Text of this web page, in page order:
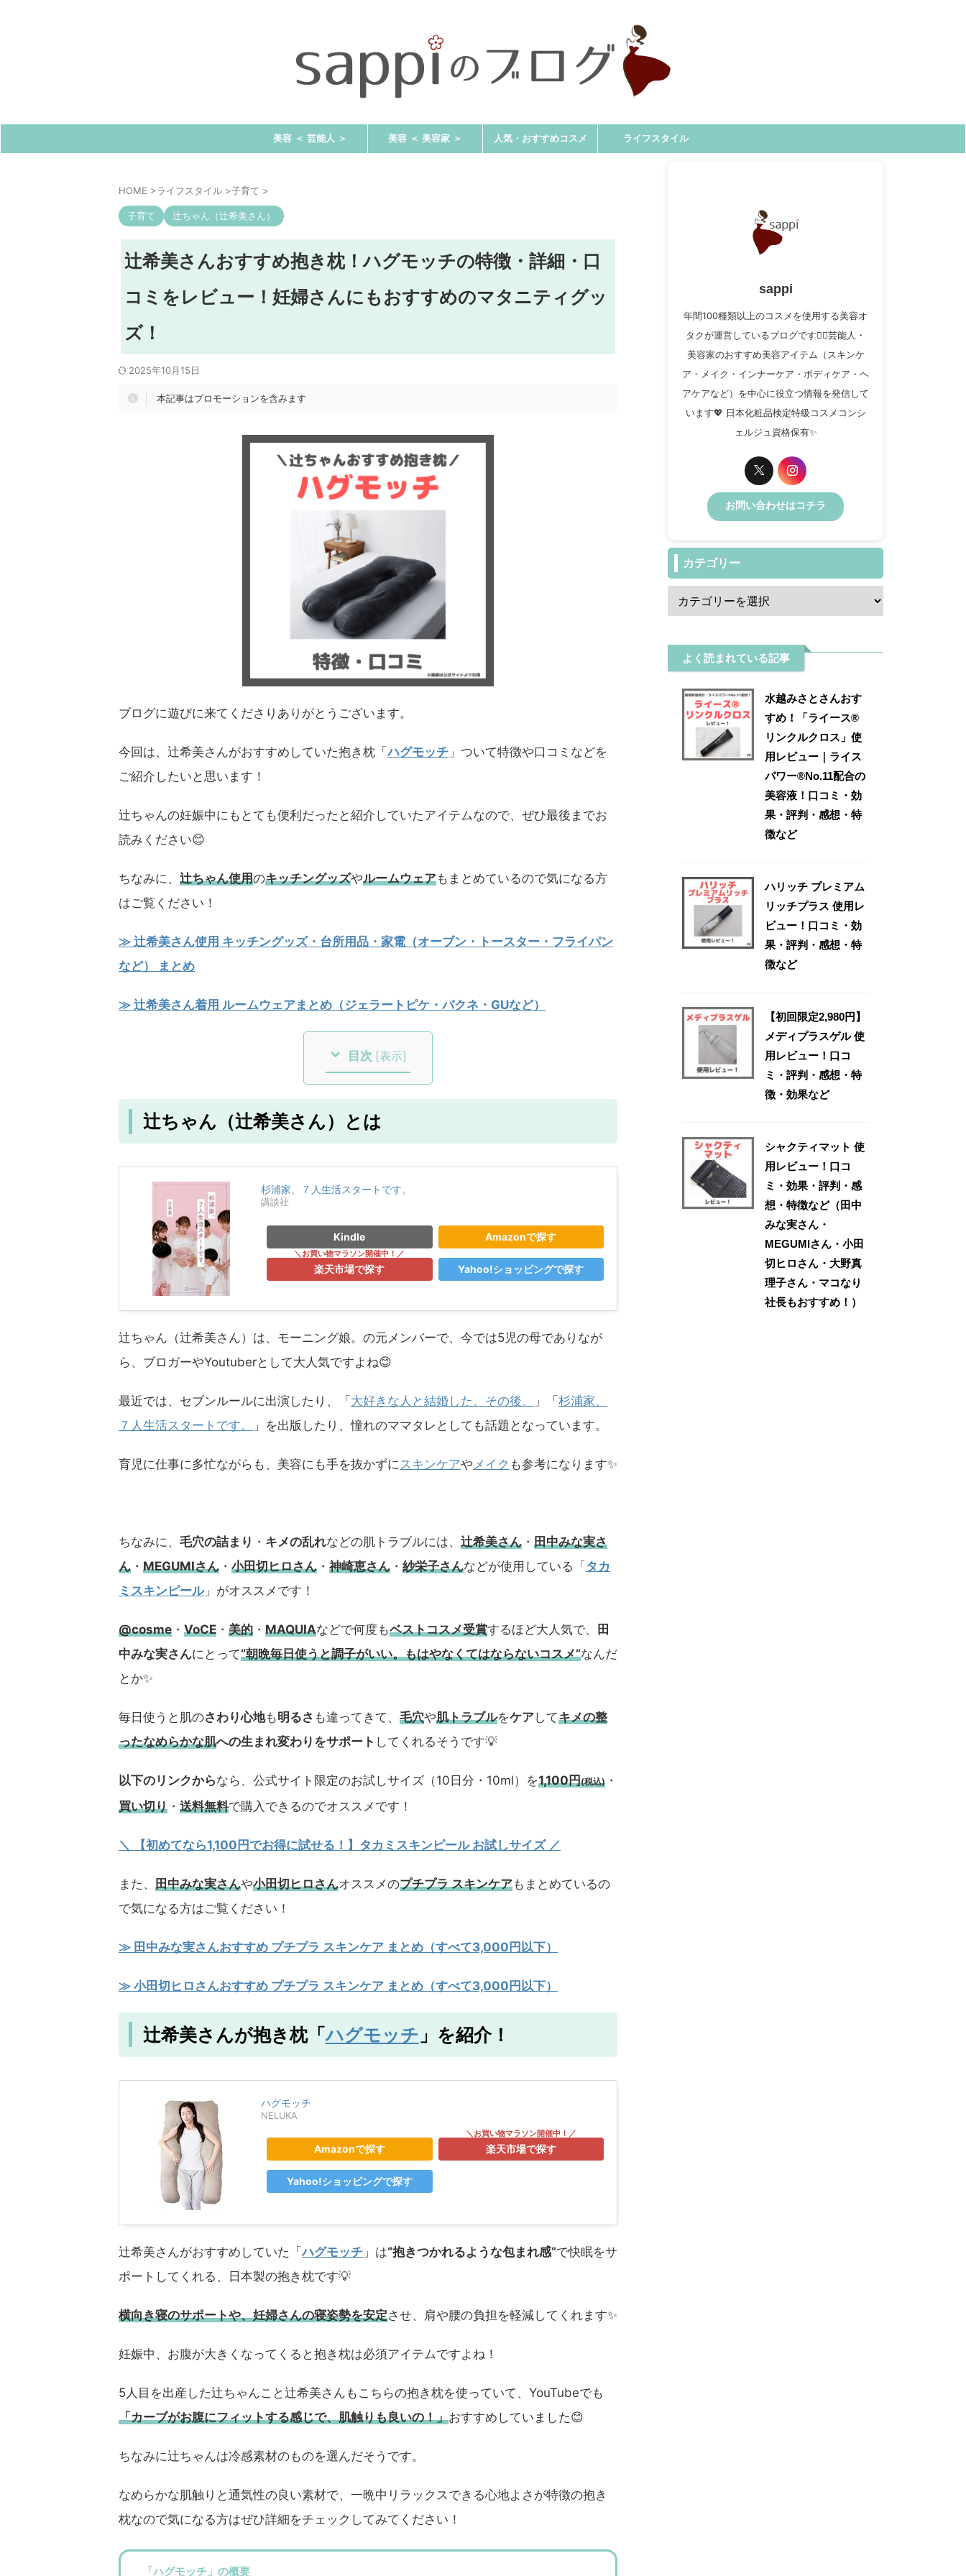
美容 ＜ 芸能人 ＞ 美容 ＜ 美容家 ＞ 人気・おすすめコスメ ライフスタイル
HOME >ライフスタイル >子育て >
子育て 辻ちゃん（辻希美さん）
辻希美さんおすすめ抱き枕！ハグモッチの特徴・詳細・口
コミをレビュー！妊婦さんにもおすすめのマタニティグッ
ズ！
2025年10月15日
本記事はプロモーションを含みます
ブログに遊びに来てくださりありがとうございます。
今回は、辻希美さんがおすすめしていた抱き枕「ハグモッチ 」ついて特徴や口コミなどを
ご紹介したいと思います！
辻ちゃんの妊娠中にもとても便利だったと紹介していたアイテムなので、ぜひ最後までお
読みください😊
ちなみに、 辻ちゃん使用のキッチングッズやルームウェアもまとめているので気になる方
はご覧ください！
≫ 辻希美さん使用 キッチングッズ・台所用品・家電（オーブン・トースター・フライパン
など） まとめ
≫ 辻希美さん着用 ルームウェアまとめ（ジェラートピケ・バクネ・GUなど）
目次 [表示]
辻ちゃん（辻希美さん）とは
杉浦家、７人生活スタートです。
講談社
Kindle Amazonで探す
楽天市場で探す Yahoo!ショッピングで探す
辻ちゃん（辻希美さん）は、モーニング娘。の元メンバーで、今では5児の母でありなが
ら、ブロガーやYoutuberとして大人気ですよね😊
最近では、セブンルールに出演したり、「大好きな人と結婚した、その後。 」「杉浦家、
７人生活スタートです。
」を出版したり、憧れのママタレとしても話題となっています。
育児に仕事に多忙ながらも、美容にも手を抜かずに スキンケアや メイク も参考になります✨
ちなみに、 毛穴の詰まり ・ キメの乱れなどの肌トラブルには、 辻希美さん ・ 田中みな実さ
ん ・ MEGUMIさん ・ 小田切ヒロさん ・ 神崎恵さん ・ 紗栄子さんなどが使用している「タカ
ミスキンピール」がオススメです！
@cosme ・ VoCE ・ 美的 ・ MAQUIAなどで何度もベストコスメ受賞するほど大人気で、
田
中みな実さんにとって“朝晩毎日使うと調子がいい。もはやなくてはならないコスメ”なんだ
とか✨
毎日使うと肌のさわり心地も明るさ も違ってきて、 毛穴や肌トラブルをケアしてキメの整
ったなめらかな肌への生まれ変わりをサポート してくれるそうです💡
以下のリンクからなら、公式サイト限定のお試しサイズ（10日分・10ml）を1,100円(税込) ・
買い切り ・ 送料無料で購入できるのでオススメです！
＼ 【初めてなら1,100円でお得に試せる！】タカミスキンピール お試しサイズ／
また、 田中みな実さんや小田切ヒロさんオススメのプチプラ スキンケアもまとめているの
で気になる方はご覧ください！
≫ 田中みな実さんおすすめ プチプラ スキンケア まとめ（すべて3,000円以下）
≫ 小田切ヒロさんおすすめ プチプラ スキンケア まとめ（すべて3,000円以下）
辻希美さんが抱き枕「ハグモッチ 」を紹介！
ハグモッチ
NELUKA
Amazonで探す 楽天市場で探す
Yahoo!ショッピングで探す
辻希美さんがおすすめしていた「ハグモッチ 」は“抱きつかれるような包まれ感”で快眠をサ
ポートしてくれる、日本製の抱き枕です💡
横向き寝のサポートや、妊婦さんの寝姿勢を安定させ、肩や腰の負担を軽減してくれます✨️
妊娠中、お腹が大きくなってくると抱き枕は必須アイテムですよね！
5人目を出産した辻ちゃんこと辻希美さんもこちらの抱き枕を使っていて、YouTubeでも
「カーブがお腹にフィットする感じで、肌触りも良いの！」おすすめしていました😊
ちなみに辻ちゃんは冷感素材のものを選んだそうです。
なめらかな肌触りと通気性の良い素材で、一晩中リラックスできる心地よさが特徴の抱き
枕なので気になる方はぜひ詳細をチェックしてみてください！
「ハグモッチ」の概要
sappi
年間100種類以上のコスメを使用する美容オ
タクが運営しているブログです✍🏻芸能人・
美容家のおすすめ美容アイテム（スキンケ
ア・メイク・インナーケア・ボディケア・ヘ
アケアなど）を中心に役立つ情報を発信して
います💖 日本化粧品検定特級コスメコンシ
ェルジュ資格保有✨️
お問い合わせはコチラ
カテゴリー
よく読まれている記事
水越みさとさんおす
すめ！「ライース®
リンクルクロス」使
用レビュー｜ライス
パワー®No.11配合の
美容液！口コミ・効
果・評判・感想・特
徴など
ハリッチ プレミアム
リッチプラス 使用レ
ビュー！口コミ・効
果・評判・感想・特
徴など
【初回限定2,980円】
メディプラスゲル 使
用レビュー！口コ
ミ・評判・感想・特
徴・効果など
シャクティマット 使
用レビュー！口コ
ミ・効果・評判・感
想・特徴など（田中
みな実さん・
MEGUMIさん・小田
切ヒロさん・大野真
理子さん・マコなり
社長もおすすめ！）